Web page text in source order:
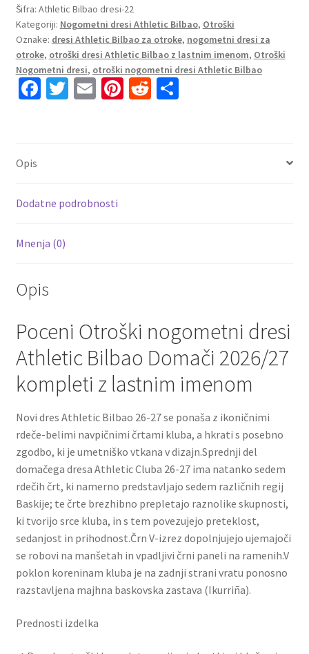
Athletic
Bilbao
Domači
2026/27
kompleti
količina
Šifra: Athletic Bilbao dresi-22
Kategoriji: Nogometni dresi Athletic Bilbao, Otroški
Oznake: dresi Athletic Bilbao za otroke, nogometni dresi za
otroke, otroški dresi Athletic Bilbao z lastnim imenom, Otroški
Nogometni dresi, otroški nogometni dresi Athletic Bilbao
Fa
k
T E Pi R S
Opis
Dodatne podrobnosti
Mnenja (0)
Opis
Poceni Otroški nogometni dresi
Athletic Bilbao Domači 2026/27
kompleti z lastnim imenom
Novi dres Athletic Bilbao 26-27 se ponaša z ikoničnimi
rdeče-belimi navpičnimi črtami kluba, a hkrati s posebno
zgodbo, ki je umetniško vtkana v dizajn.Sprednji del
domačega dresa Athletic Cluba 26-27 ima natanko sedem
rdečih črt, ki namerno predstavljajo sedem različnih regij
Baskije; te črte brezhibno prepletajo raznolike skupnosti,
ki tvorijo srce kluba, in s tem povezujejo preteklost,
sedanjost in prihodnost.Črn V-izrez dopolnjujejo ujemajoči
se robovi na manšetah in vpadljivi črni paneli na ramenih.V
poklon koreninam kluba je na zadnji strani vratu ponosno
razstavljena majhna baskovska zastava (Ikurriña).
Prednosti izdelka